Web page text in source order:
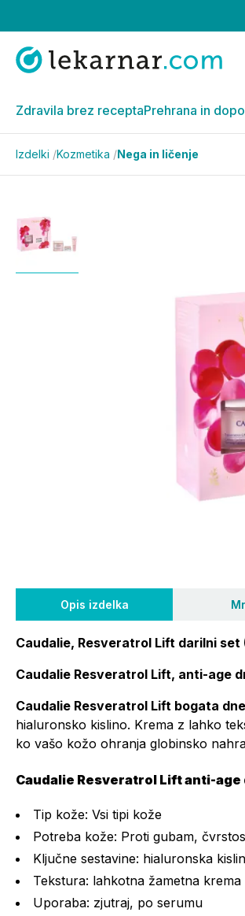
Zdravila brez receptaPrehrana in
Izdelki /Kozmetika /Nega in ličenje
Opis izdelka
Caudalie, Resveratrol Lift darilni set
Caudalie Resveratrol Lift, anti-age
Caudalie Resveratrol Lift bogata
hialuronsko kislino. Krema z lahko
ko vašo kožo ohranja globinsko
Caudalie Resveratrol Lift anti-
Tip kože: Vsi tipi kože
Potreba kože: Proti gubam,
Ključne sestavine: hialuronska
Tekstura: lahkotna žametna krema
Uporaba: zjutraj, po serumu